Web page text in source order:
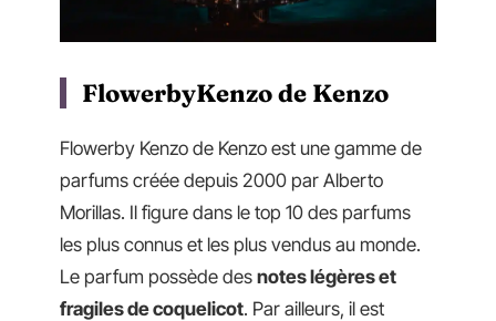
FlowerbyKenzo de Kenzo
Flowerby Kenzo de Kenzo est une gamme de
parfums créée depuis 2000 par Alberto
Morillas. Il figure dans le top 10 des parfums
les plus connus et les plus vendus au monde.
Le parfum possède des notes légères et
fragiles de coquelicot. Par ailleurs, il est